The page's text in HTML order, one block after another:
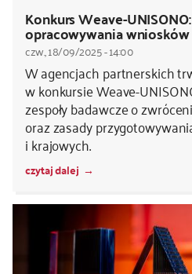
Konkurs Weave-
opracowywania wniosków
czw., 18/09/2025 - 14:00
W agencjach partnerskich
w konkursie Weave-
zespoły badawcze o
oraz zasady
i krajowych.
czytaj dalej